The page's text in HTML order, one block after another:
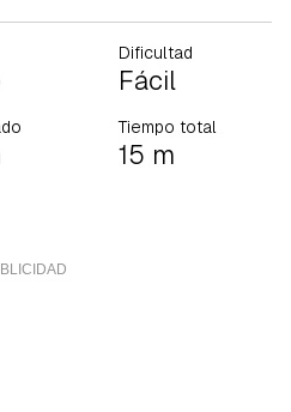
Dificultad
Fácil
Tiempo total
15 m